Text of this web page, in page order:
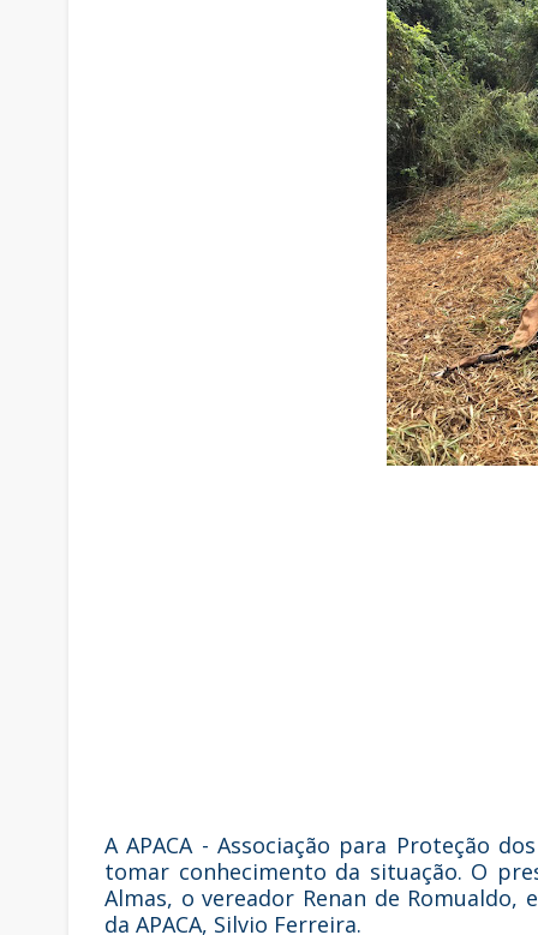
A APACA - Associação para Proteção
tomar conhecimento da situação. O
Almas, o vereador Renan de
da APACA, Silvio Ferreira.